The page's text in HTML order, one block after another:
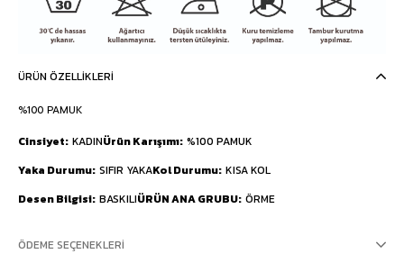
ÜRÜN ÖZELLIKLERI
%100 PAMUK
Cinsiyet KADINÜrün Karışımı %100 PAMUK
Yaka Durumu SIFIR YAKAKol Durumu KISA KOL
Desen Bilgisi BASKILIÜRÜN ANA GRUBU ÖRME
ÖDEME SEÇENEKLERI